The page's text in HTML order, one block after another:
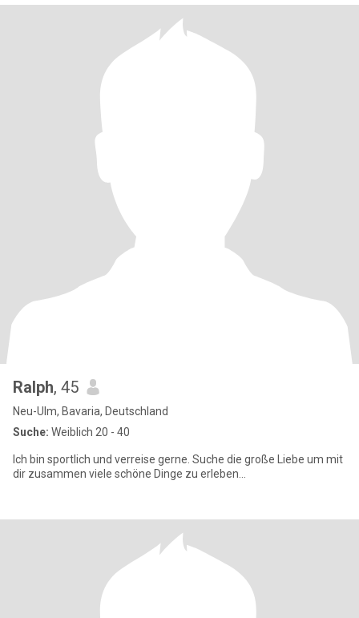
Ralph, 45
Neu-Ulm, Bavaria, Deutschland
Suche: Weiblich 20 - 40
Ich bin sportlich und verreise gerne. Suche die große Liebe um mit
dir zusammen viele schöne Dinge zu erleben...